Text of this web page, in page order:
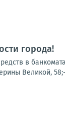
города!
в
Великой,